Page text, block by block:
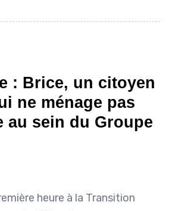
: Brice, un citoyen
ne ménage pas
au sein du Groupe
heure à la Transition